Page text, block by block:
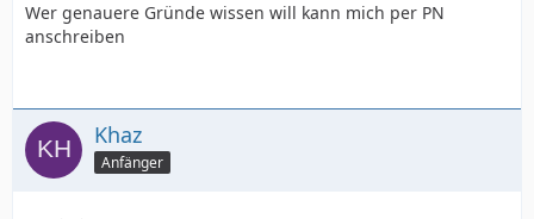
Wer genauere Gründe wissen will kann mich per PN
anschreiben
Khaz
Anfänger